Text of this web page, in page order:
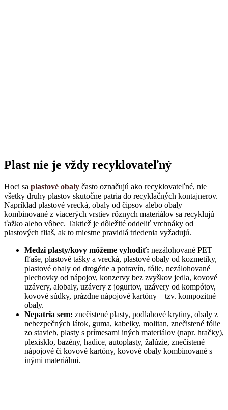
Plast nie je vždy recyklovateľný
Hoci sa plastové obaly často označujú ako recyklovateľné, nie
všetky druhy plastov skutočne patria do recyklačných kontajnerov.
Napríklad plastové vrecká, obaly od čipsov alebo obaly
kombinované z viacerých vrstiev rôznych materiálov sa recyklujú
ťažko alebo vôbec. Taktiež je dôležité oddeliť vrchnáky od
plastových fliaš, ak to miestne pravidlá triedenia vyžadujú.
Medzi plasty/kovy môžeme vyhodiť: nezálohované PET
fľaše, plastové tašky a vrecká, plastové obaly od kozmetiky,
plastové obaly od drogérie a potravín, fólie, nezálohované
plechovky od nápojov, konzervy bez zvyškov jedla, kovové
uzávery, alobaly, uzávery z jogurtov, uzávery od kompótov,
kovové súdky, prázdne nápojové kartóny – tzv. kompozitné
obaly.
Nepatria sem: znečistené plasty, podlahové krytiny, obaly z
nebezpečných látok, guma, kabelky, molitan, znečistené fólie
zo stavieb, plasty s prímesami iných materiálov (napr. hračky),
plexisklo, bazény, hadice, autoplasty, žalúzie, znečistené
nápojové či kovové kartóny, kovové obaly kombinované s
inými materiálmi.